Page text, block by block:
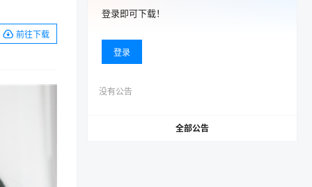
前往下载
登录即可下载！
登录
没有公告
全部公告